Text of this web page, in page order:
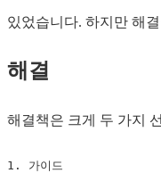
있었습니다. 하지만 해
해결
해결책은 크게 두 가지
1. 가이드